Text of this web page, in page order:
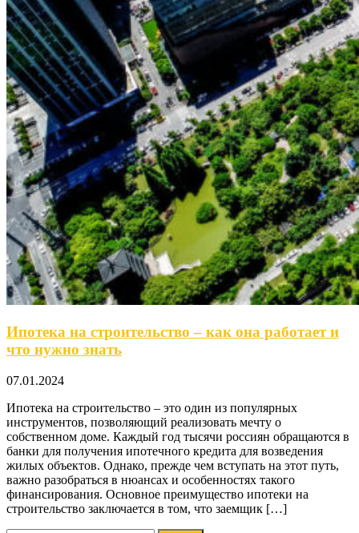
Ипотека на строительство – как она работает и
что нужно знать
07.01.2024
Ипотека на строительство – это один из популярных
инструментов, позволяющий реализовать мечту о
собственном доме. Каждый год тысячи россиян обращаются в
банки для получения ипотечного кредита для возведения
жилых объектов. Однако, прежде чем вступать на этот путь,
важно разобраться в нюансах и особенностях такого
финансирования. Основное преимущество ипотеки на
строительство заключается в том, что заемщик […]